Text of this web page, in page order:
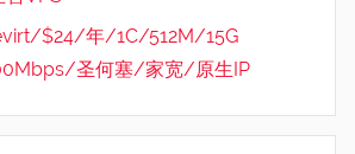
$24/年/1C/512M/15G
圣何塞/家宽/原生IP